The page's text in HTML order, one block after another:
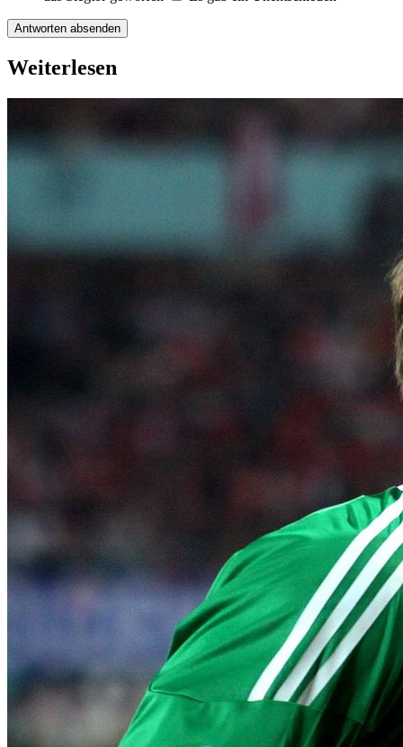
Antworten absenden
Weiterlesen